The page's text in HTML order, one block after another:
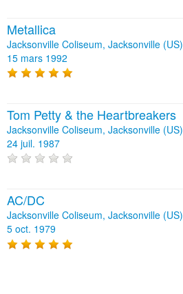
Metallica
Jacksonville Coliseum, Jacksonville (US)
15 mars 1992
Tom Petty & the Heartbreakers
Jacksonville Coliseum, Jacksonville (US)
24 juil. 1987
AC/DC
Jacksonville Coliseum, Jacksonville (US)
5 oct. 1979